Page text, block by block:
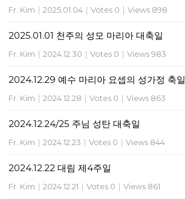
Fr. Kim | 2025.01.04 | Votes 0 | Views 898
2025.01.01 천주의 성모 마리아 대축일
Fr. Kim | 2024.12.30 | Votes 0 | Views 983
2024.12.29 예수 마리아 요셉의 성가정 축일
Fr. Kim | 2024.12.28 | Votes 0 | Views 863
2024.12.24/25 주님 성탄 대축일
Fr. Kim | 2024.12.23 | Votes 0 | Views 844
2024.12.22 대림 제4주일
Fr. Kim | 2024.12.21 | Votes 0 | Views 861